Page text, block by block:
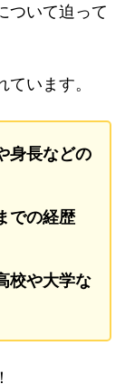
ついて迫って
います。
身長などの
での経歴
校や大学な